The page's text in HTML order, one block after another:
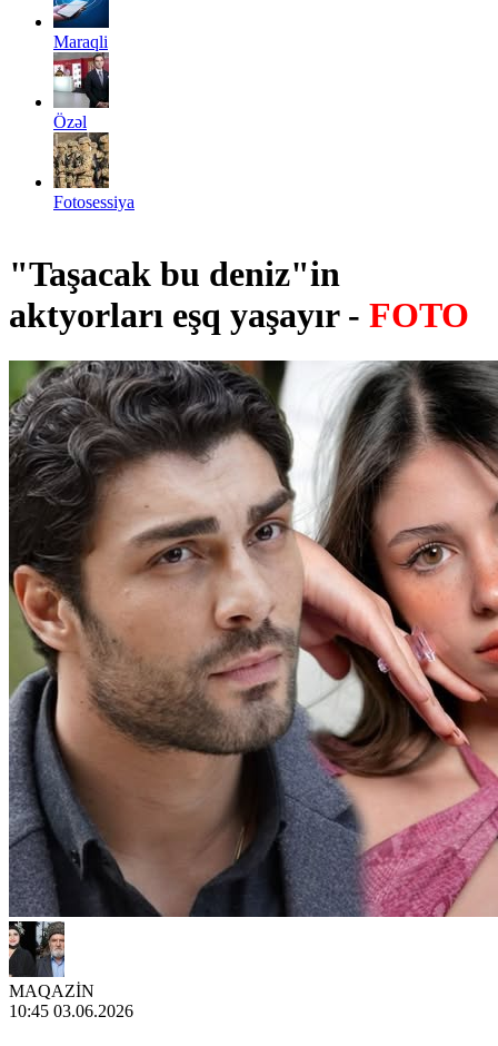
Maraqli
Özəl
Fotosessiya
"Taşacak bu deniz"in
aktyorları eşq yaşayır - FOTO
MAQAZİN
10:45 03.06.2026